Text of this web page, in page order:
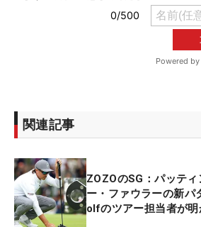
関連記事
ZOZOのSG：パッテ
ー・ファウラーの新パ
olfのツアー担当者が明